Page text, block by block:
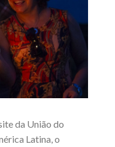
da União do
Latina, o